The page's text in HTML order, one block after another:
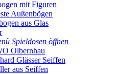
mit Figuren
Außenbögen
aus Glas
Spieldosen öffnen
Olbernhau
Glässer Seiffen
aus Seiffen